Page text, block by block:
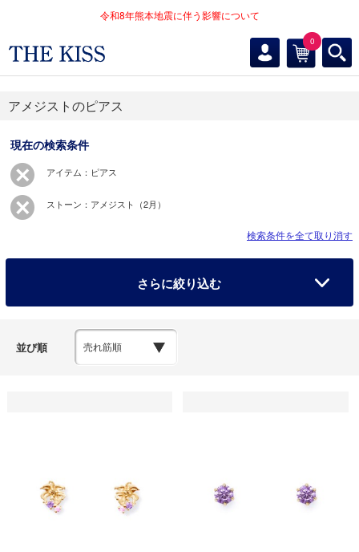
令和8年熊本地震に伴う影響について
0
アメジストのピアス
現在の検索条件
アイテム：ピアス
ストーン：アメジスト（2月）
検索条件を全て取り消す
さらに絞り込む
並び順